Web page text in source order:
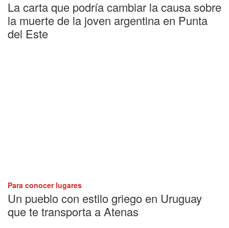
La carta que podría cambiar la causa sobre
la muerte de la joven argentina en Punta
del Este
Para conocer lugares
Un pueblo con estilo griego en Uruguay
que te transporta a Atenas